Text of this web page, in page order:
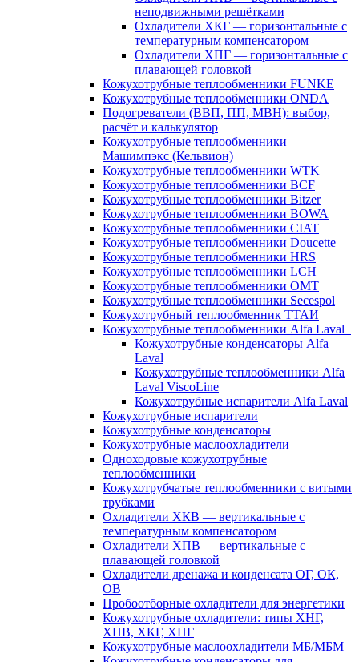
неподвижными решётками
Охладители ХКГ — горизонтальные с
температурным компенсатором
Охладители ХПГ — горизонтальные с
плавающей головкой
Кожухотрубные теплообменники FUNKE
Кожухотрубные теплообменники ONDA
Подогреватели (ВВП, ПП, МВН): выбор,
расчёт и калькулятор
Кожухотрубные теплообменники
Машимпэкс (Кельвион)
Кожухотрубные теплообменники WTK
Кожухотрубные теплообменники BCF
Кожухотрубные теплообменники Bitzer
Кожухотрубные теплообменники BOWA
Кожухотрубные теплообменники CIAT
Кожухотрубные теплообменники Doucette
Кожухотрубные теплообменники HRS
Кожухотрубные теплообменники LCH
Кожухотрубные теплообменники OMT
Кожухотрубные теплообменники Secespol
Кожухотрубный теплообменник ТТАИ
Кожухотрубные теплообменники Alfa Laval
Кожухотрубные конденсаторы Alfa
Laval
Кожухотрубные теплообменники Alfa
Laval ViscoLine
Кожухотрубные испарители Alfa Laval
Кожухотрубные испарители
Кожухотрубные конденсаторы
Кожухотрубные маслоохладители
Одноходовые кожухотрубные
теплообменники
Кожухотрубчатые теплообменники с витыми
трубками
Охладители ХКВ — вертикальные с
температурным компенсатором
Охладители ХПВ — вертикальные с
плавающей головкой
Охладители дренажа и конденсата ОГ, ОК,
ОВ
Пробоотборные охладители для энергетики
Кожухотрубные охладители: типы ХНГ,
ХНВ, ХКГ, ХПГ
Кожухотрубные маслоохладители МБ/МБМ